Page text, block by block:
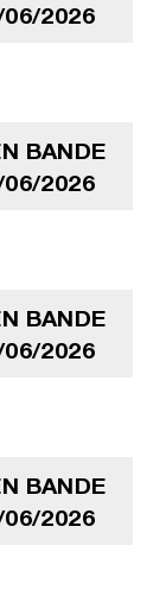
06/2026
BANDE
06/2026
BANDE
06/2026
BANDE
06/2026